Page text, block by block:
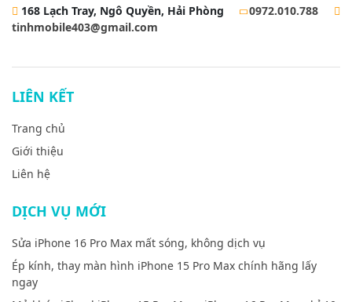
168 Lạch Tray, Ngô Quyền, Hải Phòng
0972.010.788
tinhmobile403@gmail.com
LIÊN KẾT
Trang chủ
Giới thiệu
Liên hệ
DỊCH VỤ MỚI
Sửa iPhone 16 Pro Max mất sóng, không dịch vụ
Ép kính, thay màn hình iPhone 15 Pro Max chính hãng lấy
ngay